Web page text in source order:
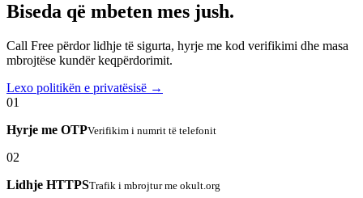
Biseda që mbeten mes jush.
Call Free përdor lidhje të sigurta, hyrje me kod verifikimi dhe masa
mbrojtëse kundër keqpërdorimit.
Lexo politikën e privatësisë →
01
Hyrje me OTPVerifikim i numrit të telefonit
02
Lidhje HTTPSTrafik i mbrojtur me okult.org